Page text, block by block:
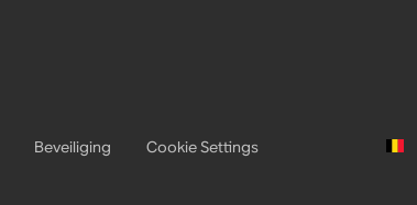
Beveiliging Cookie Settings